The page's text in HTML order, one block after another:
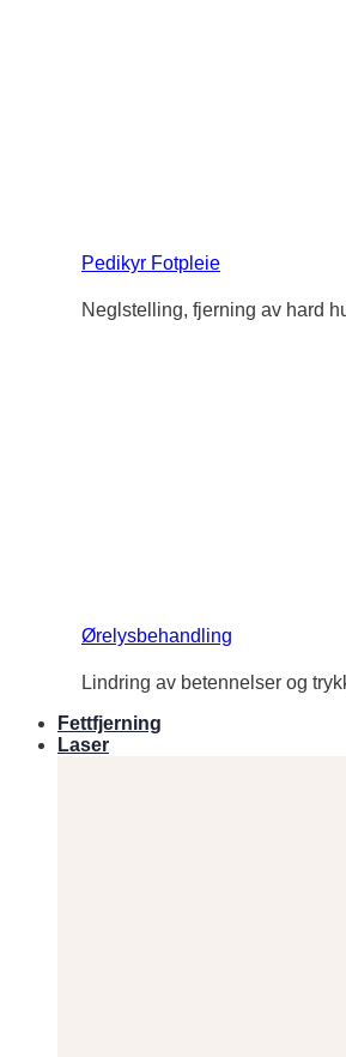
Pedikyr Fotpleie
Neglstelling, fjerning av hard
Ørelysbehandling
Lindring av betennelser og
Fettfjerning
Laser